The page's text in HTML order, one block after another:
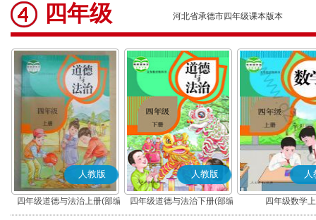
四年级 河北省承德市四年级课本版本
人教版
四年级道德与法治上册(部编
版)
人教版
四年级道德与法治下册(部编
版)
人
四年级数学